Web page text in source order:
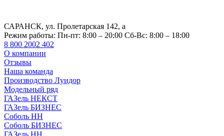
САРАНСК, ул. Пролетарская 142, а
Режим работы: Пн-пт: 8:00 – 20:00 Сб-Вс: 8:00 – 18:00
8 800 2002 402
О компании
Отзывы
Наша команда
Производство Луидор
Модельный ряд
ГАЗель НЕКСТ
ГАЗель БИЗНЕС
Соболь НН
Соболь БИЗНЕС
ГАЗель НН